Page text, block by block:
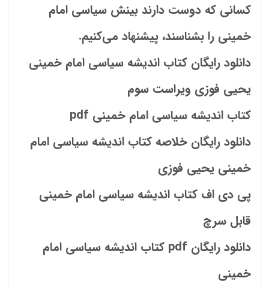
کسانی که دوست دارند بینش سیاسی امام
خمینی را بشناسند، پیشنهاد می‌کنیم.
دانلود رایگان کتاب اندیشه سیاسی امام خمینی
یحیی فوزی ویراست سوم
کتاب اندیشه سیاسی امام خمینی pdf
دانلود رایگان خلاصه کتاب اندیشه سیاسی امام
خمینی یحیی فوزی
پی دی اف کتاب اندیشه سیاسی امام خمینی
قابل سرچ
دانلود رایگان pdf کتاب اندیشه سیاسی امام
خمینی